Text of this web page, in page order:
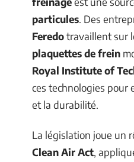
particules. Des
Feredotravaillent sur
plaquettes de frein
Royal Institute of
ces technologies pour
et la durabilité.
La législation joue un
Clean Air Act,